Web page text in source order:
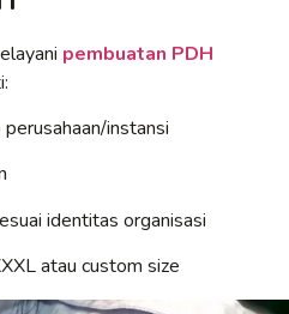
pembuatan PDH
instansi
identitas organisasi
atau custom size